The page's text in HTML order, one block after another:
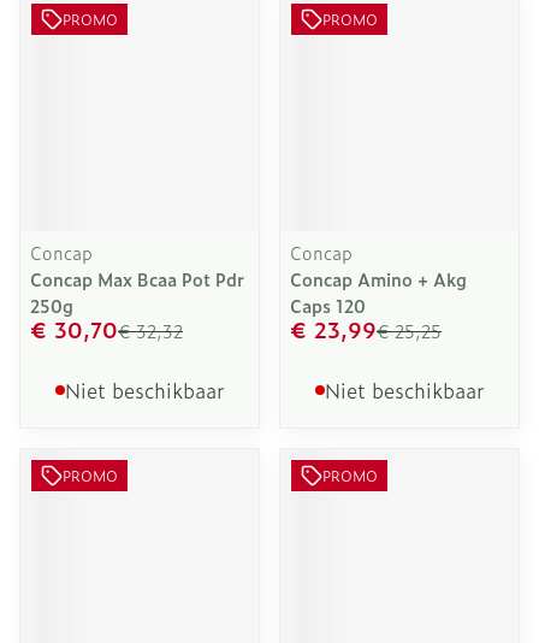
PROMO
Concap
Concap Max Bcaa Pot Pdr
250g
€ 32,32
€ 30,70
Niet beschikbaar
PROMO
Concap
Concap Amino + Akg
Caps 120
€ 25,25
€ 23,99
Niet beschikbaar
PROMO PROMO